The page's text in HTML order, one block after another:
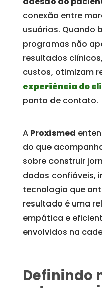
conexão entre
usuários. Quando
programas não
resultados
custos, otimizam
experiência do
ponto de contato.
A Proxismed
do que
sobre construir
dados confiáveis,
tecnologia que
resultado é uma
empática e
envolvidos na
Definindo